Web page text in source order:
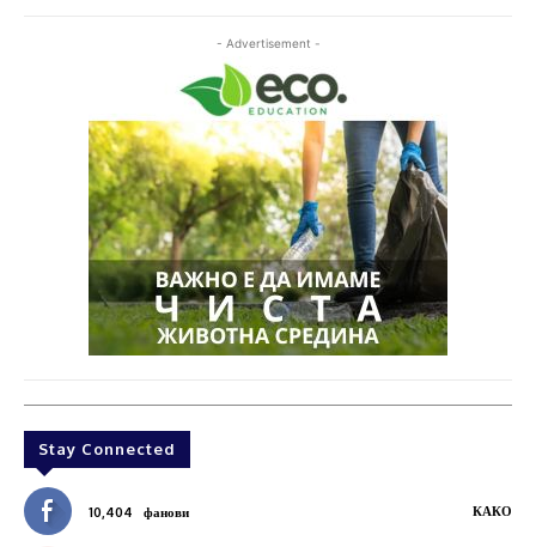
- Advertisement -
Stay Connected
10,404 фанови КАКО